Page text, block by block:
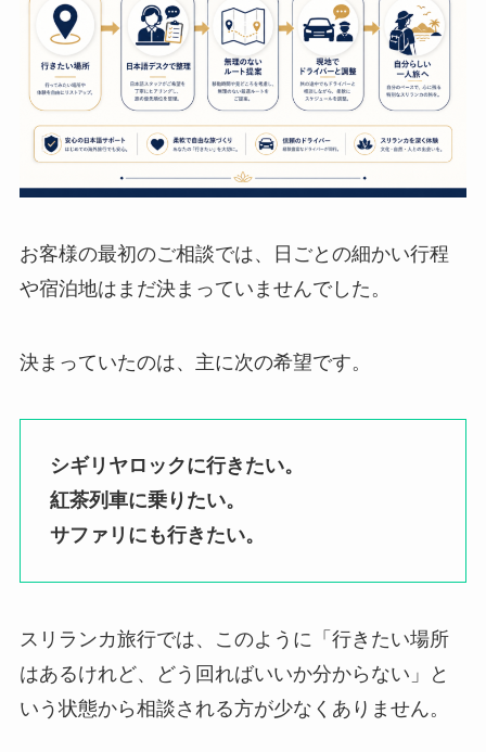
お客様の最初のご相談では、日ごとの細かい行程
や宿泊地はまだ決まっていませんでした。
決まっていたのは、主に次の希望です。
シギリヤロックに行きたい。
紅茶列車に乗りたい。
サファリにも行きたい。
スリランカ旅行では、このように「行きたい場所
はあるけれど、どう回ればいいか分からない」と
いう状態から相談される方が少なくありません。